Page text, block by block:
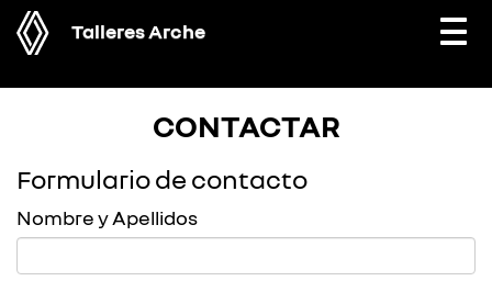
Talleres Arche
CONTACTAR
Formulario de contacto
Nombre y Apellidos